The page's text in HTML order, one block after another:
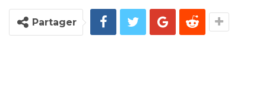
Partager